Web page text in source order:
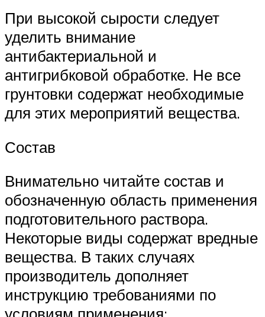
При высокой сырости следует
уделить внимание
антибактериальной и
антигрибковой обработке. Не все
грунтовки содержат необходимые
для этих мероприятий вещества.
Состав
Внимательно читайте состав и
обозначенную область применения
подготовительного раствора.
Некоторые виды содержат вредные
вещества. В таких случаях
производитель дополняет
инструкцию требованиями по